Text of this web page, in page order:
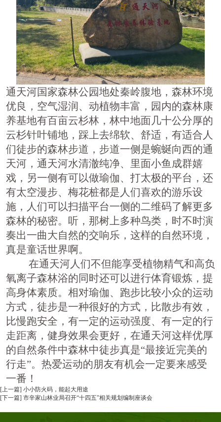
通天河国家森林公园地处秦岭腹地，森林环境
优良，空气湿润、动植物丰富，园内的森林康
养基地有百亩云杉林，林中地面几十公分厚的
云杉针叶铺地，踩上去绵软、舒适，有适合人
们徒步的森林步道，步道一侧是蜿蜒向西的通
天河，通天河水清澈纯净、里面小鱼成群嬉
戏，另一侧有可以做瑜伽、打太极的平台，还
有太空漫步、梅花桩都是人们喜欢的游乐设
施，人们可以扫描平台一侧的二维码了解更多
森林的秘密。听，那树上多种鸟类，时不时演
奏出一曲大自然的交响乐，这样的自然环境，
真是童话世界啊。
在通天河人们不但能享受植物精气和高负
氧离子森林浴的同时还可以进行体育锻炼，提
高身体素质。相对瑜伽、跑步比较小众的运动
方式，徒步是一种很好的方式，比散步有效，
比慢跑安全，有一定的运动强度、有一定的行
走距离，健身效果会更好，在通天河这样优厚
的自然条件中森林中徒步真是“最接近完美的
行走”。热爱运动的朋友有机会一定要来感受
一番！
[上一篇] 小小防火码，能起大用途
[下一篇] 市辛家山林业局召开“十四五”相关规划编制座谈会